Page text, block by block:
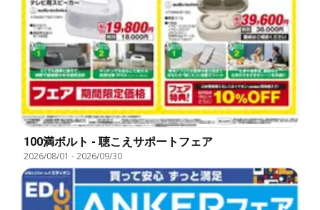
100満ボルト - 聴こえサポートフェア
2026/08/01 -2026/09/30